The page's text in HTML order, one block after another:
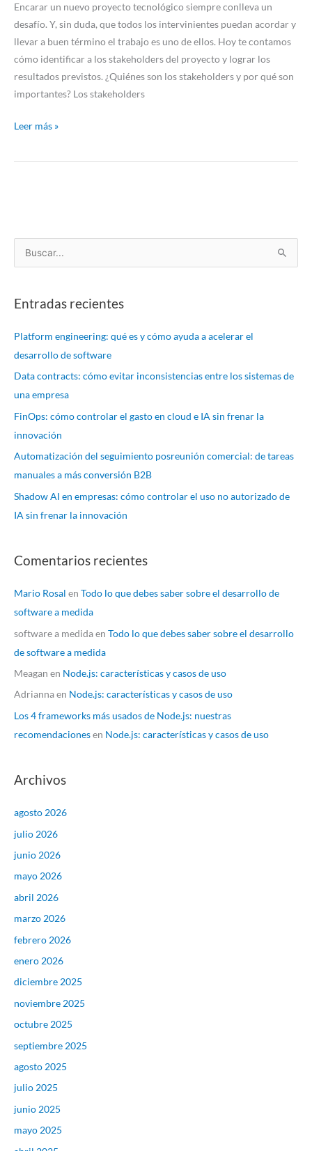
Encarar un nuevo proyecto tecnológico siempre conlleva un
desafío. Y, sin duda, que todos los intervinientes puedan acordar y
llevar a buen término el trabajo es uno de ellos. Hoy te contamos
cómo identificar a los stakeholders del proyecto y lograr los
resultados previstos. ¿Quiénes son los stakeholders y por qué son
importantes? Los stakeholders
Leer más »
c
a
Entradas recientes
Platform engineering: qué es y cómo ayuda a acelerar el
desarrollo de software
Data contracts: cómo evitar inconsistencias entre los sistemas de
una empresa
FinOps: cómo controlar el gasto en cloud e IA sin frenar la
innovación
Automatización del seguimiento posreunión comercial: de tareas
manuales a más conversión B2B
Shadow AI en empresas: cómo controlar el uso no autorizado de
IA sin frenar la innovación
Comentarios recientes
Mario Rosal en Todo lo que debes saber sobre el desarrollo de
software a medida
software a medidaen Todo lo que debes saber sobre el desarrollo
de software a medida
Meagan en Node.js: características y casos de uso
Adriannaen Node.js: características y casos de uso
Los 4 frameworks más usados de Node.js: nuestras
recomendacionesen Node.js: características y casos de uso
Archivos
agosto 2026
julio 2026
junio 2026
mayo 2026
abril 2026
marzo 2026
febrero 2026
enero 2026
diciembre 2025
noviembre 2025
octubre 2025
septiembre 2025
agosto 2025
julio 2025
junio 2025
mayo 2025